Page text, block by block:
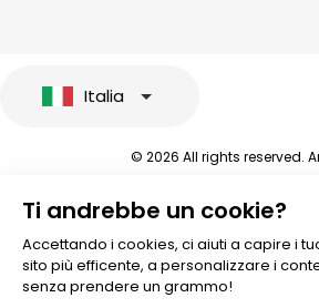
Ti andrebbe un cookie?
Accettando i cookies, ci aiuti a capire i
sito più efficente, a personalizzare i
senza prendere un grammo!
Italia
© 2026 All rights reserved.